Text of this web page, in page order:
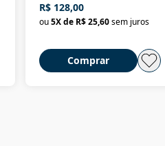
Civilização material
R$ 128,00
ou5X de R$ 25,60sem juros
Comprar